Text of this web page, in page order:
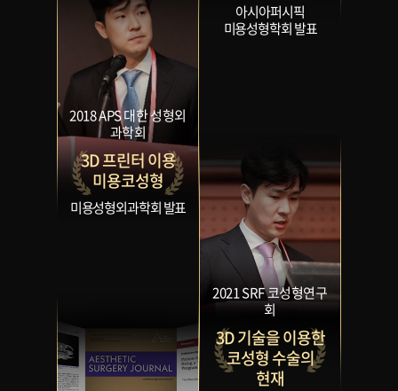
2018 APS 대한 성형외
과학회
3D 프린터 이용
미용코성형
미용성형외과학회 발표
아시아퍼시픽
미용성형학회 발표
2021 SRF 코성형연구
회
3D 기술을 이용한
코성형 수술의
현재